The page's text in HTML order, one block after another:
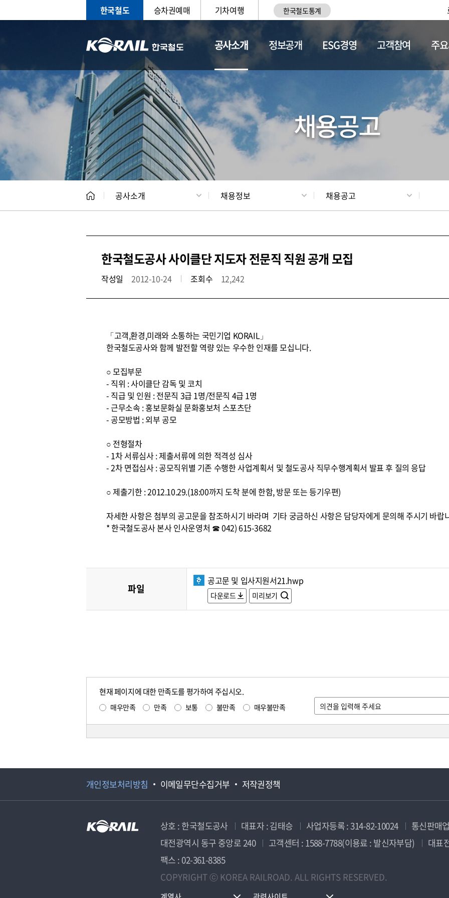
한국철도 승차권예매 기차여행 한국철도통계
공사소개
CEO 일반현황 채용정보
정보공개 ESG경영 고객참여 주
채용공고
공사소개 채용정보 채용공고
한국철도공사 사이클단 지도자 전문직 직원 공개 모집
작성일 2012-10-24 조회수 12,242
「고객,환경,미래와 소통하는 국민기업 KORAIL」
한국철도공사와 함께 발전할 역량 있는 우수한 인재를 모십니다.
○ 모집부문
- 직위 : 사이클단 감독 및 코치
- 직급 및 인원 : 전문직 3급 1명/전문직 4급 1명
- 근무소속 : 홍보문화실 문화홍보처 스포츠단
- 공모방법 : 외부 공모
○ 전형절차
- 1차 서류심사 : 제출서류에 의한 적격성 심사
- 2차 면접심사 : 공모직위별 기존 수행한 사업계획서 및 철도공사 직무수행계획서 발표 후 질의 응답
○ 제출기한 : 2012.10.29.(18:00까지 도착 분에 한함, 방문 또는 등기우편)
자세한 사항은 첨부의 공고문을 참조하시기 바라며 기타 궁금하신 사항은 담당자에게 문의해 주시기 바랍
* 한국철도공사 본사 인사운영처 ☎ 042) 615-3682
파일
공고문 및 입사지원서21.hwp
다운로드 미리보기
현재 페이지에 대한 만족도를 평가하여 주십시오.
매우만족 만족 보통 불만족 매우불만족
개인정보처리방침 이메일무단수집거부 저작권정책
상호 : 한국철도공사 대표자 : 김태승 사업자등록 : 314-82-10024
통신판매
대전광역시 동구 중앙로 240
고객센터 : 1588-7788(이용료 : 발신자부담)
대표
팩스 : 02-361-8385
COPYRIGHT ⓒ KOREA RAILROAD. ALL RIGHTS RESERVED.